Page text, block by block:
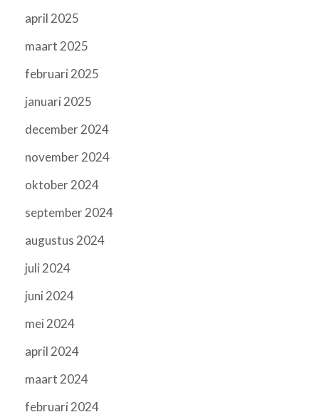
april 2025
maart 2025
februari 2025
januari 2025
december 2024
november 2024
oktober 2024
september 2024
augustus 2024
juli 2024
juni 2024
mei 2024
april 2024
maart 2024
februari 2024